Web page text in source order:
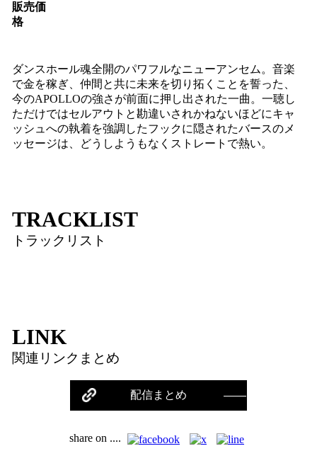
販売価
格
ダンスホール魂全開のパワフルなニューアンセム。音楽
で金を稼ぎ、仲間と共に未来を切り拓くことを誓った、
今のAPOLLOの強さが前面に押し出された一曲。一聴し
ただけではセルアウトと勘違いされかねないほどにキャ
ッシュへの執着を強調したフックに隠されたバースのメ
ッセージは、どうしようもなくストレートで熱い。
TRACKLIST
トラックリスト
LINK
関連リンクまとめ
配信まとめ
share on ....